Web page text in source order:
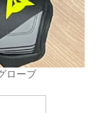
ローブ